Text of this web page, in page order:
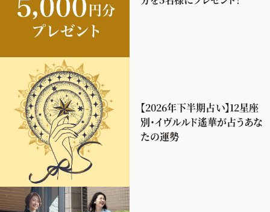
【2026年下半期占い】12星座
別・イヴルルド遙華が占うあな
たの運勢